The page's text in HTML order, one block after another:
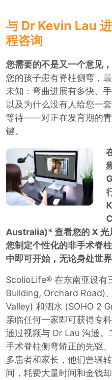
与 Dr Kevin Lau
程咨询
您需要的不是又一个意见，
您的孩子患有脊柱侧弯，
未知：弯曲进展有多快、
以及为什么没有人给您一
等待——对正在发育期的青
键。
Australia)* 查看您的 X 光
您制定个性化的非手术脊
中即可开始，无论身处世界
ScolioLife® 在东南亚设
Building, Orchard Road)
Valley) 和泗水 (SOHO 2
亲临任何一家即可获得专
通过视频与 Dr Lau 沟通
手术脊柱侧弯矫正的先驱
多患者和家长，他们曾辗
间，耗费大量时间和金钱